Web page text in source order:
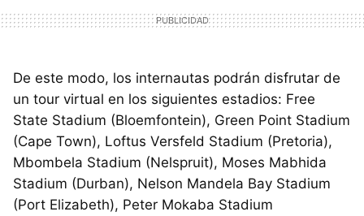
De este modo, los internautas podrán disfrutar de
un tour virtual en los siguientes estadios: Free
State Stadium (Bloemfontein), Green Point Stadium
(Cape Town), Loftus Versfeld Stadium (Pretoria),
Mbombela Stadium (Nelspruit), Moses Mabhida
Stadium (Durban), Nelson Mandela Bay Stadium
(Port Elizabeth), Peter Mokaba Stadium